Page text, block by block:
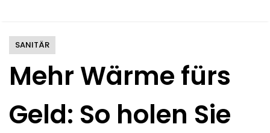
Mehr Wärme fürs
Geld: So holen Sie
SANITÄR